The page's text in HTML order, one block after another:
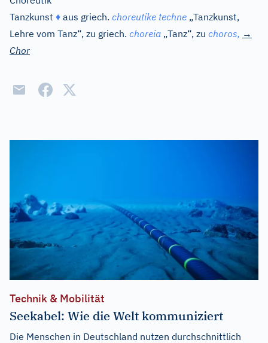
Tanzkunst ♦ aus griech. choreutike techne „Tanzkunst,
Lehre vom Tanz“, zu griech. choreia „Tanz“, zu choros, →
Chor
Technik & Mobilität
Seekabel: Wie die Welt kommuniziert
Die Menschen in Deutschland nutzen durchschnittlich